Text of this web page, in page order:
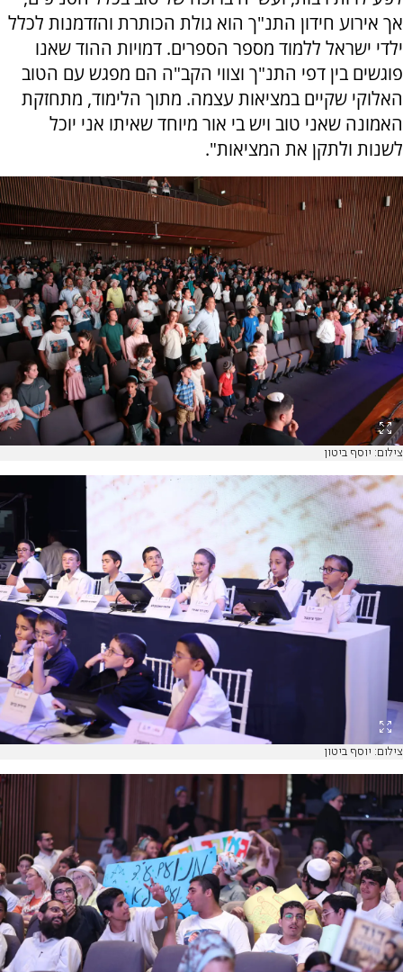
אך אירוע חידון התנ"ך הוא גולת הכותרת והזדמנות לכלל
ילדי ישראל ללמוד מספר הספרים. דמויות ההוד שאנו
פוגשים בין דפי התנ"ך וצווי הקב"ה הם מפגש עם הטוב
האלוקי שקיים במציאות עצמה. מתוך הלימוד, מתחזקת
האמונה שאני טוב ויש בי אור מיוחד שאיתו אני יוכל
לשנות ולתקן את המציאות".
צילום: יוסף ביטון
צילום: יוסף ביטון